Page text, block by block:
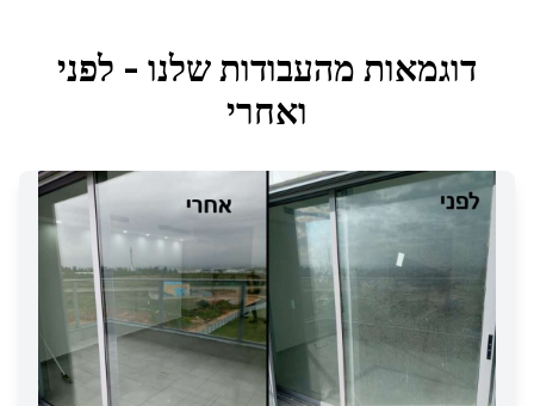
דוגמאות מהעבודות שלנו - לפני
ואחרי